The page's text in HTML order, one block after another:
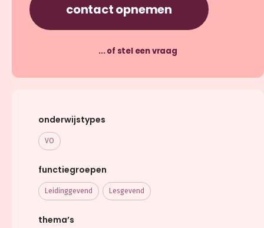
contact opnemen
... of stel een vraag
onderwijstypes
VO
functiegroepen
Leidinggevend Lesgevend
thema’s